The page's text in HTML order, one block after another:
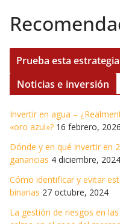
Noticias e inversión
Invertir en agua –
«oro azul»? 16 febrero, 2026
Dónde y en qué invertir en
ganancias 4 diciembre, 2024
Cómo identificar y evitar
binarias 27 octubre, 2024
La gestión de riesgos en